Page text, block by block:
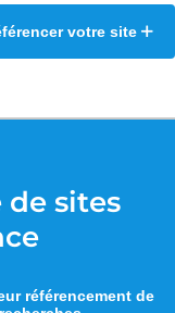
votre site
sites
référencement de